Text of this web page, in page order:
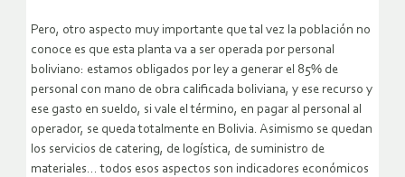
Pero, otro aspecto muy importante que tal vez la población no
conoce es que esta planta va a ser operada por personal
boliviano: estamos obligados por ley a generar el 85% de
personal con mano de obra calificada boliviana, y ese recurso y
ese gasto en sueldo, si vale el término, en pagar al personal al
operador, se queda totalmente en Bolivia. Asimismo se quedan
los servicios de catering, de logística, de suministro de
materiales… todos esos aspectos son indicadores económicos